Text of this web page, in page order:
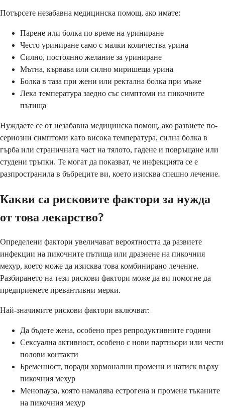
Потърсете незабавна медицинска помощ, ако имате:
Парене или болка по време на уриниране
Често уриниране само с малки количества урина
Силно, постоянно желание за уриниране
Мътна, кървава или силно миришеща урина
Болка в таза при жени или ректална болка при мъже
Лека температура заедно със симптоми на пикочните
пътища
Нуждаете се от незабавна медицинска помощ, ако развиете по-
сериозни симптоми като висока температура, силна болка в
гърба или страничната част на тялото, гадене и повръщане или
студени тръпки. Те могат да показват, че инфекцията се е
разпространила в бъбреците ви, което изисква спешно лечение.
Какви са рисковите фактори за нужда
от това лекарство?
Определени фактори увеличават вероятността да развиете
инфекции на пикочните пътища или дразнене на пикочния
мехур, което може да изисква това комбинирано лечение.
Разбирането на тези рискови фактори може да ви помогне да
предприемете превантивни мерки.
Най-значимите рискови фактори включват:
Да бъдете жена, особено през репродуктивните години
Сексуална активност, особено с нови партньори или чести
полови контакти
Бременност, поради хормонални промени и натиск върху
пикочния мехур
Менопауза, която намалява естрогена и променя тъканите
на пикочния мехур